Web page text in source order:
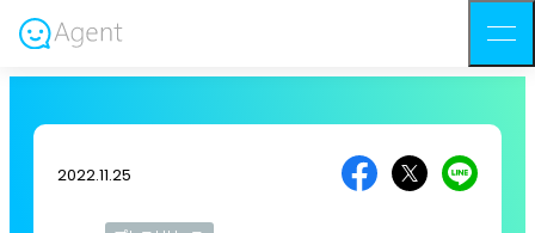
2022.11.25